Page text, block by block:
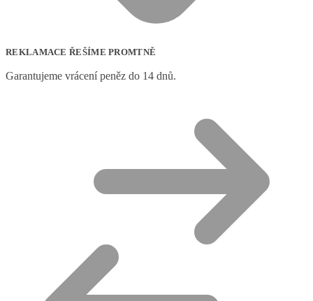
REKLAMACE ŘEŠÍME PROMTNĚ
Garantujeme vrácení peněz do 14 dnů.